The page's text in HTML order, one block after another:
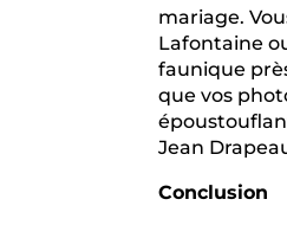
mariage.
Lafontaine
faunique
que vos
Jean
Conclusion